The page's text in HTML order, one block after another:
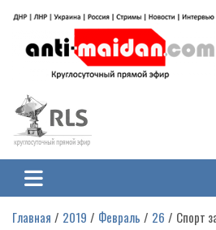
содержимому
Антимайдан:
на Украине
гражданской войне на Украине, включая
ЛНР и других регионах.
Главная 2019 Февраль 26 Спорт